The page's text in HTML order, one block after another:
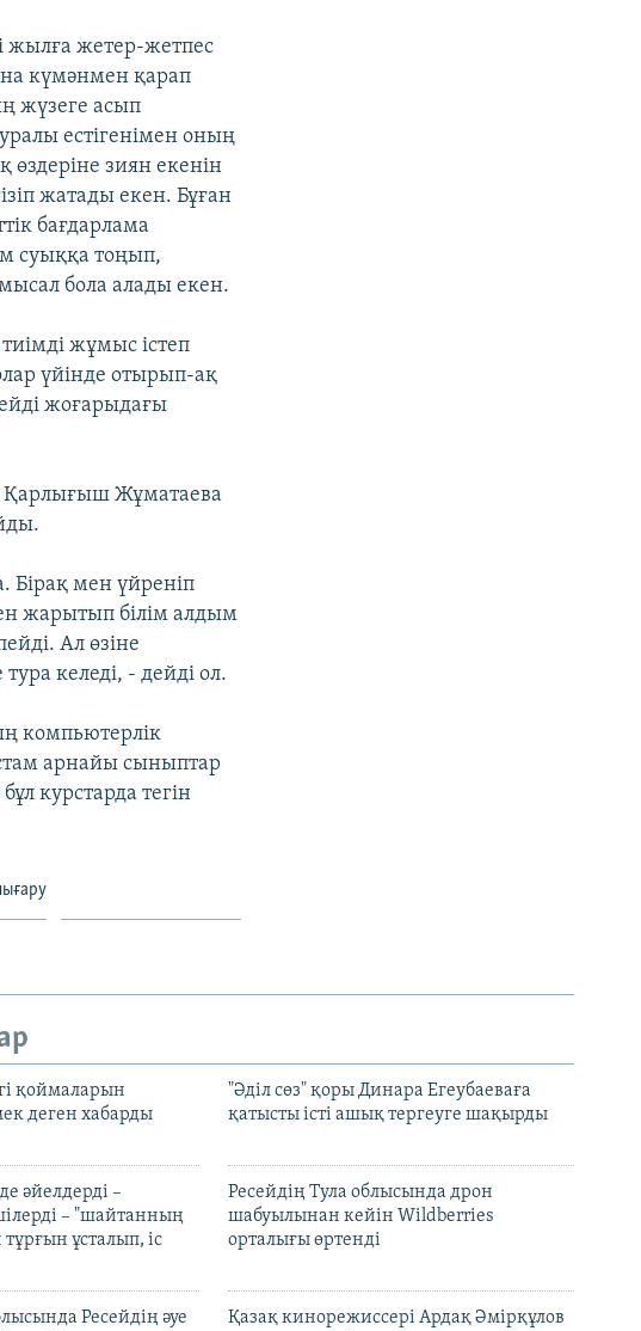
жылға жетер-жетпес
күмәнмен қарап
жүзеге асып
естігенімен оның
өздеріне зиян екенін
жатады екен. Бұған
бағдарлама
суыққа тоңып,
бола алады екен.
жұмыс істеп
үйінде отырып-ақ
жоғарыдағы
Қарлығыш Жұматаева
Бірақ мен үйреніп
жарытып білім алдым
Ал өзіне
келеді, - дейді ол.
компьютерлік
арнайы сыныптар
курстарда тегін
қоймаларын
деген хабарды
"Әділ сөз" қоры Динара Егеубаеваға
қатысты істі ашық тергеуге шақырды
әйелдерді –
– "шайтанның
ұсталып, іс
Ресейдің Тула облысында дрон
шабуылынан кейін Wildberries
орталығы өртенді
Ресейдің әуе
Қазақ кинорежиссері Ардақ Әмірқұлов